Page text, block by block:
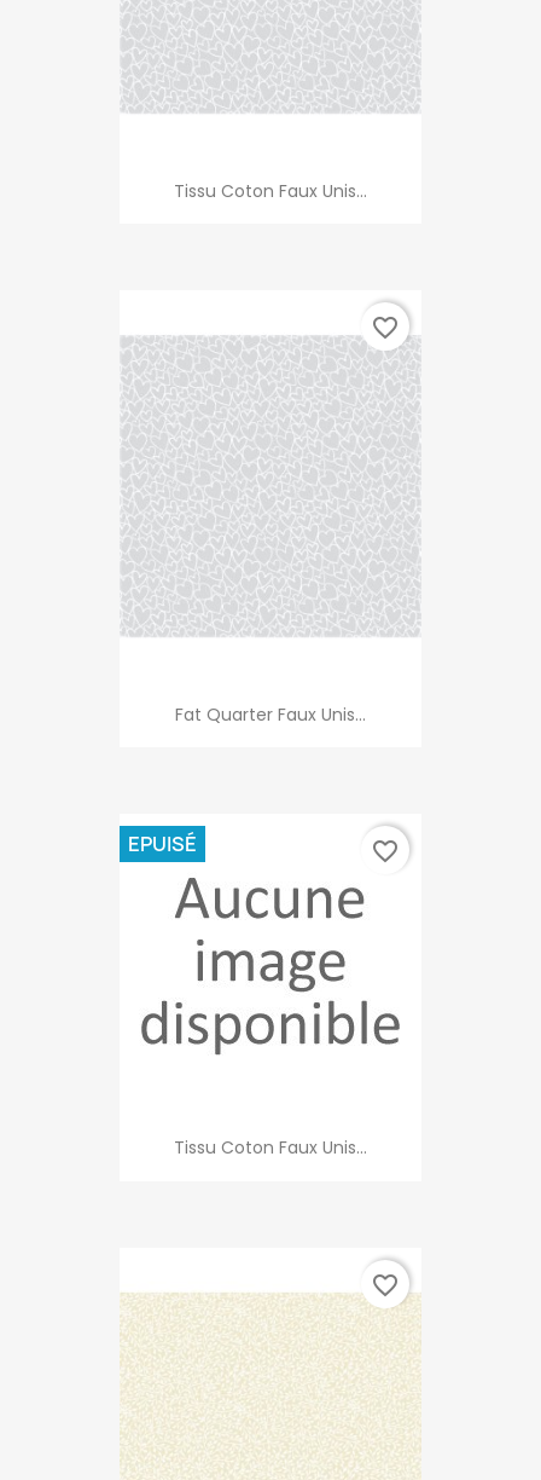
Tissu Coton Faux Unis...
Fat Quarter Faux Unis...
favorite_border
Tissu Coton Faux Unis...
EPUISÉ favorite_border
favorite_border